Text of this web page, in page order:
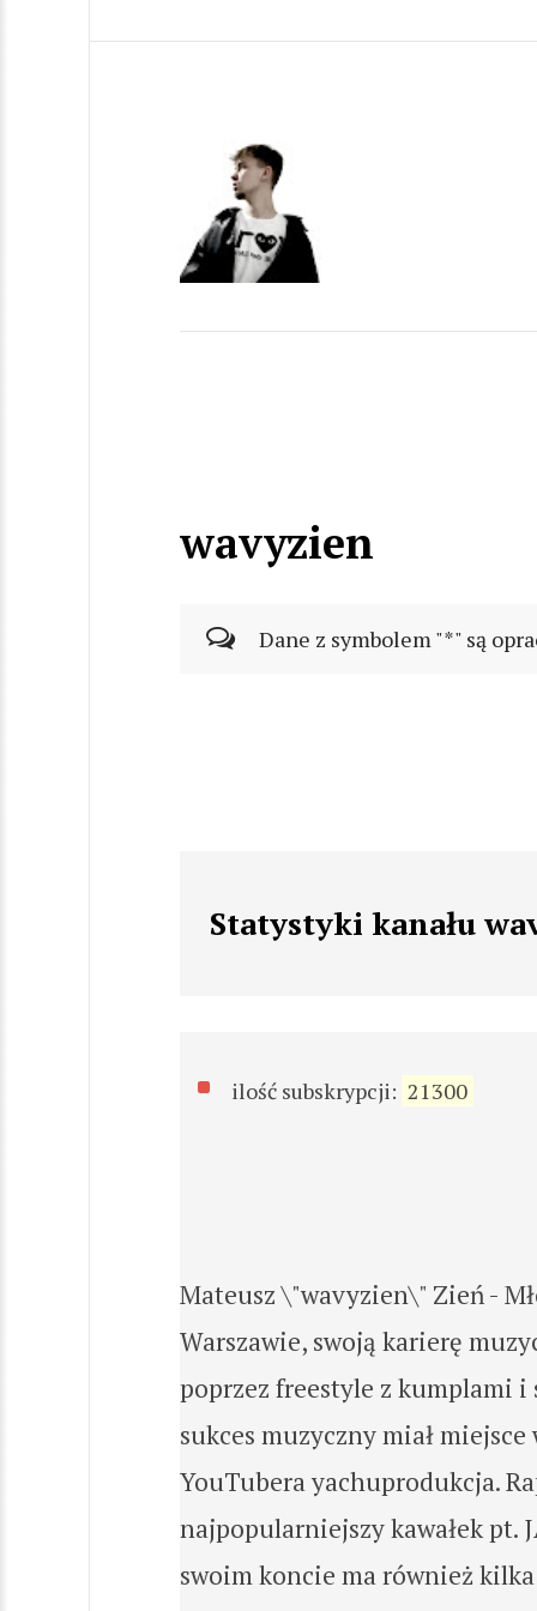
wavyzien
Dane z symbolem "*" są
Statystyki kanału
ilość subskrypcji: 21300
Mateusz \"wavyzien\" Zień -
Warszawie, swoją karierę
poprzez freestyle z kumplami
sukces muzyczny miał
YouTubera yachuprodukcja.
najpopularniejszy kawałek pt.
swoim koncie ma również